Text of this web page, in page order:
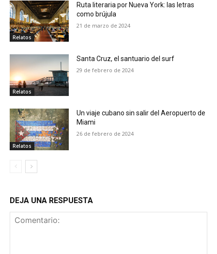
Relatos
Ruta literaria por Nueva York: las letras
como brújula
21 de marzo de 2024
Relatos
Santa Cruz, el santuario del surf
29 de febrero de 2024
Relatos
Un viaje cubano sin salir del Aeropuerto de
Miami
26 de febrero de 2024
DEJA UNA RESPUESTA